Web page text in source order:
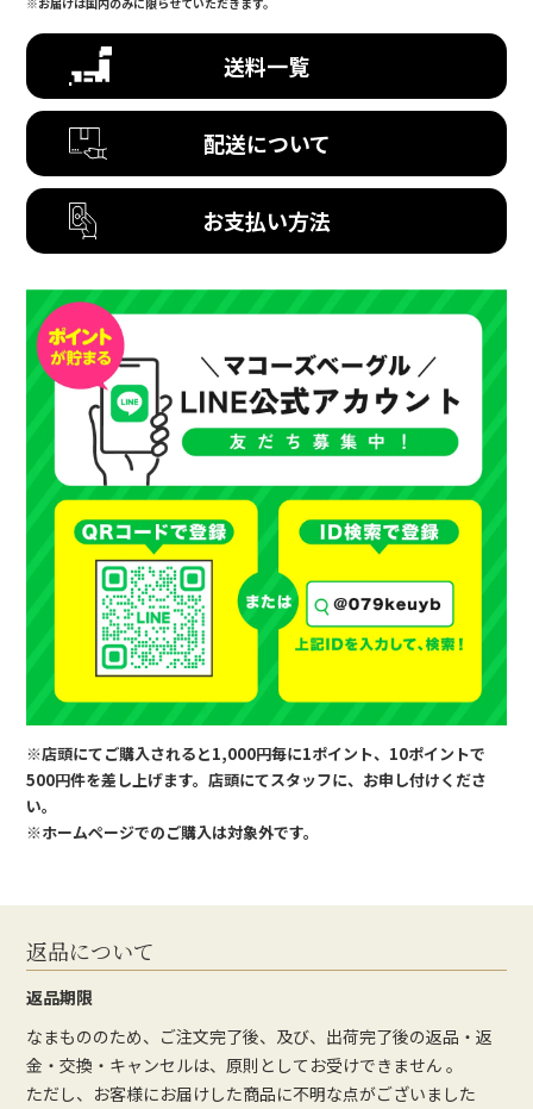
送料一覧
配送について
お支払い方法
※店頭にてご購入されると1,000円毎に1ポイント、10ポイントで
500円件を差し上げます。店頭にてスタッフに、お申し付けくださ
い。
※ホームページでのご購入は対象外です。
返品について
返品期限
なまもののため、ご注文完了後、及び、出荷完了後の返品・返
金・交換・キャンセルは、原則としてお受けできません 。
ただし、お客様にお届けした商品に不明な点がございました